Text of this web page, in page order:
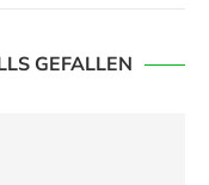
GEFALLEN